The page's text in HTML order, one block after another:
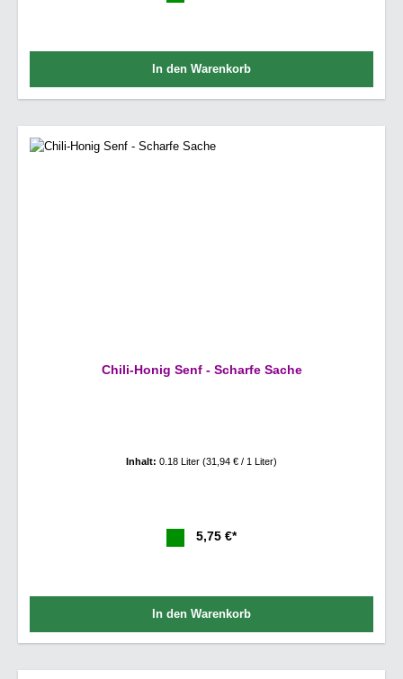
In den Warenkorb
Chili-Honig Senf - Scharfe Sache
Inhalt: 0.18 Liter (31,94 € / 1 Liter)
5,75 €*
In den Warenkorb